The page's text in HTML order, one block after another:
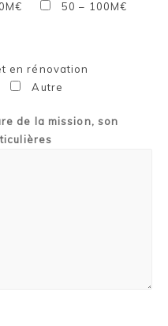
50 – 100M€
en rénovation
Autre
de la mission, son